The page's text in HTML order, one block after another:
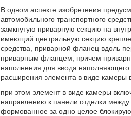
В одном аспекте изобретения
автомобильного транспортного
замкнутую приварную секцию на
имеющий центральную секцию
средства, приварной фланец вдоль
приварным фланцем, причем
наполнения для ввода
расширения элемента в виде камеры
при этом элемент в виде камеры
направлению к панели отделки
формованное за одно целое